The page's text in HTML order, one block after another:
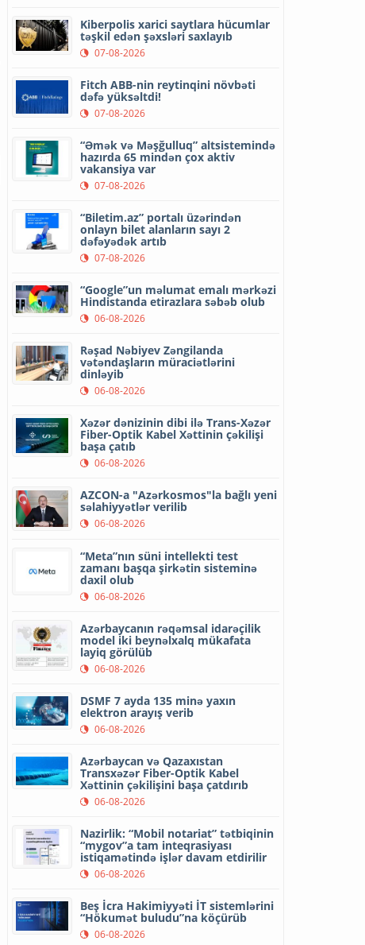
Kiberpolis xarici saytlara hücumlar
təşkil edən şəxsləri saxlayıb
07-08-2026
Fitch ABB-nin reytinqini növbəti
dəfə yüksəltdi!
07-08-2026
“Əmək və Məşğulluq” altsistemində
hazırda 65 mindən çox aktiv
vakansiya var
07-08-2026
“Biletim.az” portalı üzərindən
onlayn bilet alanların sayı 2
dəfəyədək artıb
07-08-2026
“Google”un məlumat emalı mərkəzi
Hindistanda etirazlara səbəb olub
06-08-2026
Rəşad Nəbiyev Zəngilanda
vətəndaşların müraciətlərini
dinləyib
06-08-2026
Xəzər dənizinin dibi ilə Trans-Xəzər
Fiber-Optik Kabel Xəttinin çəkilişi
başa çatıb
06-08-2026
AZCON-a "Azərkosmos"la bağlı yeni
səlahiyyətlər verilib
06-08-2026
“Meta”nın süni intellekti test
zamanı başqa şirkətin sisteminə
daxil olub
06-08-2026
Azərbaycanın rəqəmsal idarəçilik
model iki beynəlxalq mükafata
layiq görülüb
06-08-2026
DSMF 7 ayda 135 minə yaxın
elektron arayış verib
06-08-2026
Azərbaycan və Qazaxıstan
Transxəzər Fiber-Optik Kabel
Xəttinin çəkilişini başa çatdırıb
06-08-2026
Nazirlik: “Mobil notariat” tətbiqinin
“mygov”a tam inteqrasiyası
istiqamətində işlər davam etdirilir
06-08-2026
Beş İcra Hakimiyyəti İT sistemlərini
“Hökumət buludu”na köçürüb
06-08-2026